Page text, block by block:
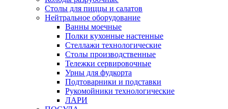
Столы для пиццы и салатов
Нейтральное оборудование
Ванны моечные
Полки кухонные настенные
Стеллажи технологические
Столы производственные
Тележки сервировочные
Урны для фудкорта
Подтоварники и подставки
Рукомойники технологические
ЛАРИ